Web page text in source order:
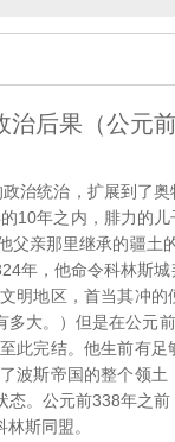
后果（公元前
统治，扩展到了奥
10年之内，腓力的
父亲那里继承的疆土
年，他命令科林斯
明地区，首当其冲
大。）但是在公元
此完结。他生前有足
波斯帝国的整个领
。公元前338年之
斯同盟。